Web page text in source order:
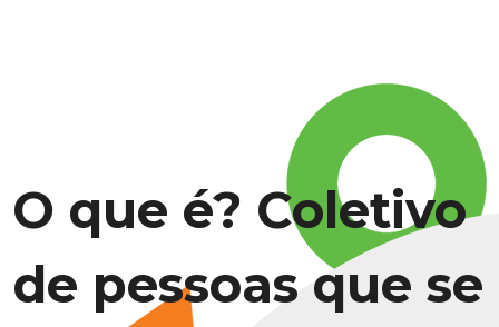
O que é? Coletivo
de pessoas que se